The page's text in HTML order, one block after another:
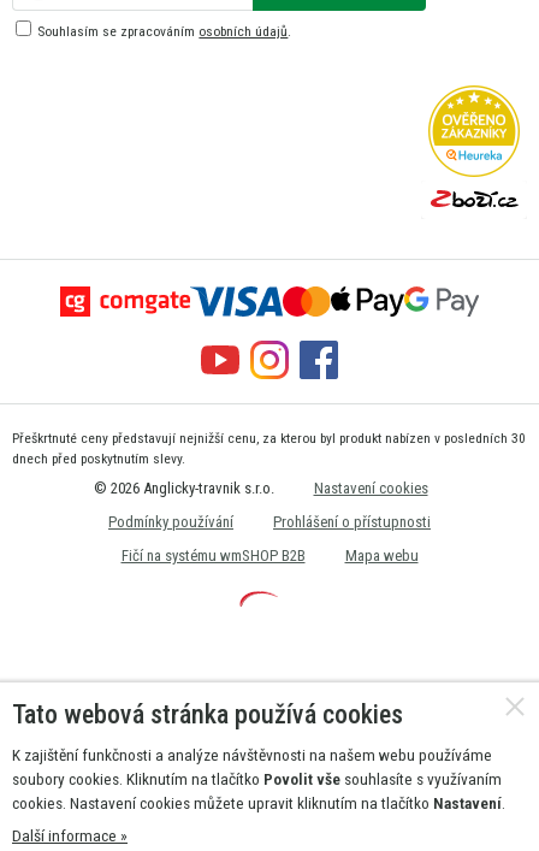
Souhlasím se zpracováním osobních údajů
Přeškrtnuté ceny představují nejnižší cenu, za kterou byl produkt nabízen v posledních 30
dnech před poskytnutím slevy.
© 2026 Anglicky-travnik s.r.o.
Nastavení cookies
Podmínky používání
Prohlášení o přístupnosti
Fičí na systému wmSHOP B2B
Mapa webu
Tato webová stránka používá cookies
K zajištění funkčnosti a analýze návštěvnosti na našem webu používáme
soubory cookies. Kliknutím na tlačítko Povolit vše souhlasíte s využívaním
cookies. Nastavení cookies můžete upravit kliknutím na tlačítko Nastavení
Další informace »